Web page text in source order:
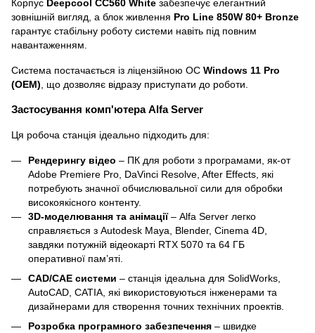
Корпус Deepcool CC560 White забезпечує елегантний
зовнішній вигляд, а блок живлення Pro Line 850W 80+ Bronze
гарантує стабільну роботу системи навіть під повним
навантаженням.
Система постачається із ліцензійною ОС Windows 11 Pro
(OEM) , що дозволяє відразу приступати до роботи.
Застосування комп'ютера Alfa Server
Ця робоча станція ідеально підходить для:
Рендерингу відео – ПК для роботи з програмами, як-от
Adobe Premiere Pro, DaVinci Resolve, After Effects, які
потребують значної обчислювальної сили для обробки
високоякісного контенту.
3D-моделювання та анімації– Alfa Server легко
справляється з Autodesk Maya, Blender, Cinema 4D,
завдяки потужній відеокарті RTX 5070 та 64 ГБ
оперативної пам’яті.
CAD/CAE системи – станція ідеальна для SolidWorks,
AutoCAD, CATIA, які використовуються інженерами та
дизайнерами для створення точних технічних проектів.
Розробка програмного забезпечення – швидке